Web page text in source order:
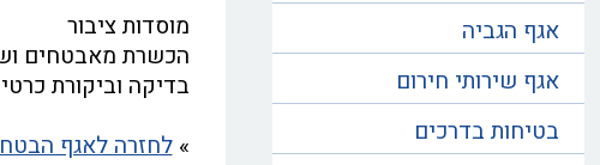
מוסדות ציבור
הכשרת מאבטחים
בדיקה וביקורת
»לחזרה לאגף
אגף הגביה
אגף שירותי חירום
בטיחות בדרכים